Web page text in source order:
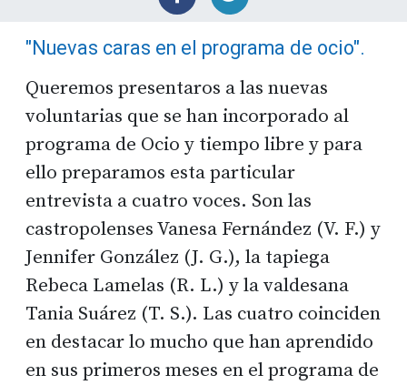
"Nuevas caras en el programa de ocio".
Queremos presentaros a las nuevas
voluntarias que se han incorporado al
programa de Ocio y tiempo libre y para
ello preparamos esta particular
entrevista a cuatro voces. Son las
castropolenses Vanesa Fernández (V. F.) y
Jennifer González (J. G.), la tapiega
Rebeca Lamelas (R. L.) y la valdesana
Tania Suárez (T. S.). Las cuatro coinciden
en destacar lo mucho que han aprendido
en sus primeros meses en el programa de